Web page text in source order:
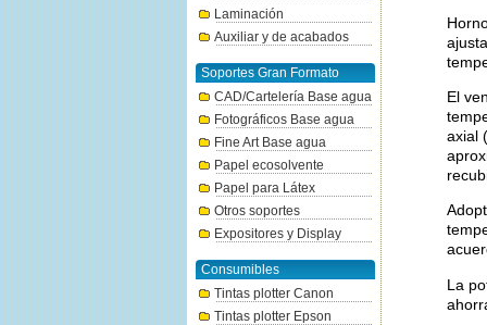
Laminación
Auxiliar y de acabados
Soportes Gran Formato
CAD/Cartelería Base agua
Fotográficos Base agua
Fine Art Base agua
Papel ecosolvente
Papel para Látex
Otros soportes
Expositores y Display
Consumibles
Tintas plotter Canon
Tintas plotter Epson
El
axial
La